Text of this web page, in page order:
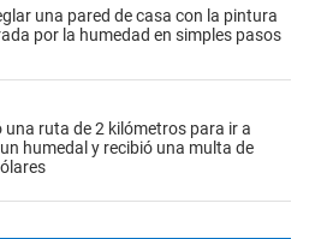
una pared de casa con la pintura
por la humedad en simples pasos
una ruta de 2 kilómetros para ir a
humedal y recibió una multa de